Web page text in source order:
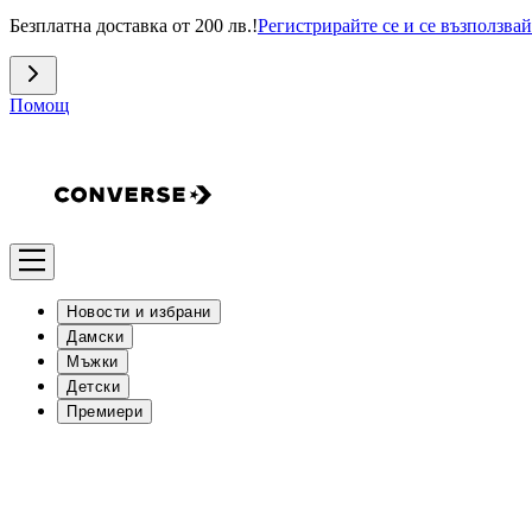
Безплатна доставка от 200 лв.!Регистрирайте се и се
Помощ
Новости и избрани
Дамски
Мъжки
Детски
Премиери